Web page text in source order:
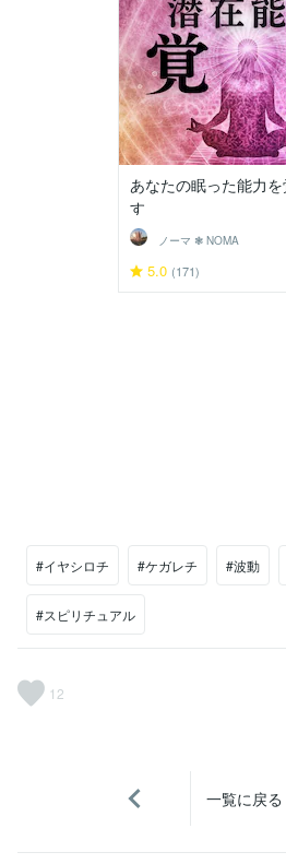
あなたの眠った能力
す
ノーマ ❃ NOMA
5.0 (171)
#イヤシロチ #ケガレチ #波動
#スピリチュアル
12
一覧に戻る